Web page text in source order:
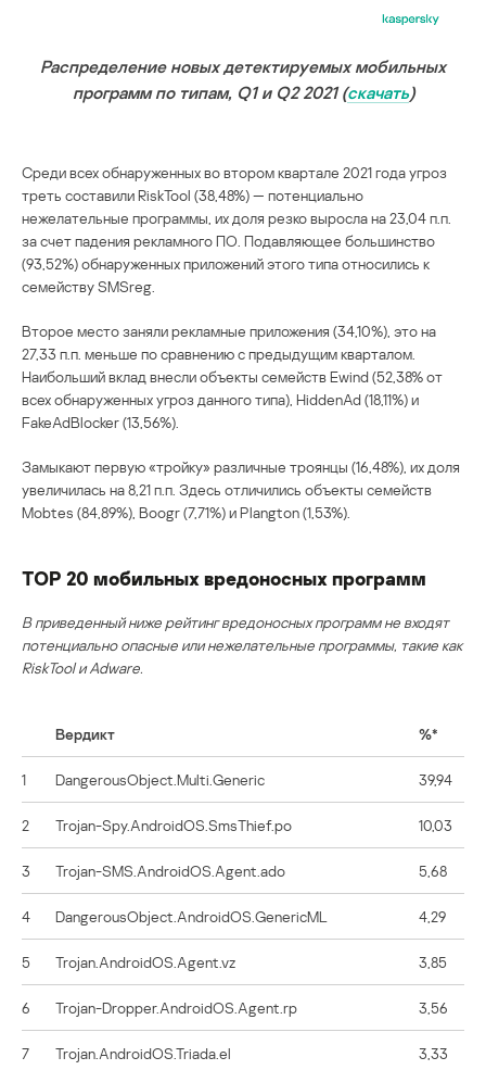
Распределение новых детектируемых мобильных
программ по типам, Q1 и Q2 2021 (скачать)
Среди всех обнаруженных во втором квартале 2021 года угроз
треть составили RiskTool (38,48%) — потенциально
нежелательные программы, их доля резко выросла на 23,04 п.п.
за счет падения рекламного ПО. Подавляющее большинство
(93,52%) обнаруженных приложений этого типа относились к
семейству SMSreg.
Второе место заняли рекламные приложения (34,10%), это на
27,33 п.п. меньше по сравнению с предыдущим кварталом.
Наибольший вклад внесли объекты семейств Ewind (52,38% от
всех обнаруженных угроз данного типа), HiddenAd (18,11%) и
FakeAdBlocker (13,56%).
Замыкают первую «тройку» различные троянцы (16,48%), их доля
увеличилась на 8,21 п.п. Здесь отличились объекты семейств
Mobtes (84,89%), Boogr (7,71%) и Plangton (1,53%).
TOP 20 мобильных вредоносных программ
В приведенный ниже рейтинг вредоносных программ не входят
потенциально опасные или нежелательные программы, такие как
RiskTool и Adware.
Вердикт %*
1 DangerousObject.Multi.Generic 39,94
2 Trojan-Spy.AndroidOS.SmsThief.po 10,03
3 Trojan-SMS.AndroidOS.Agent.ado 5,68
4 DangerousObject.AndroidOS.GenericML 4,29
5 Trojan.AndroidOS.Agent.vz 3,85
6 Trojan-Dropper.AndroidOS.Agent.rp 3,56
7 Trojan.AndroidOS.Triada.el 3,33